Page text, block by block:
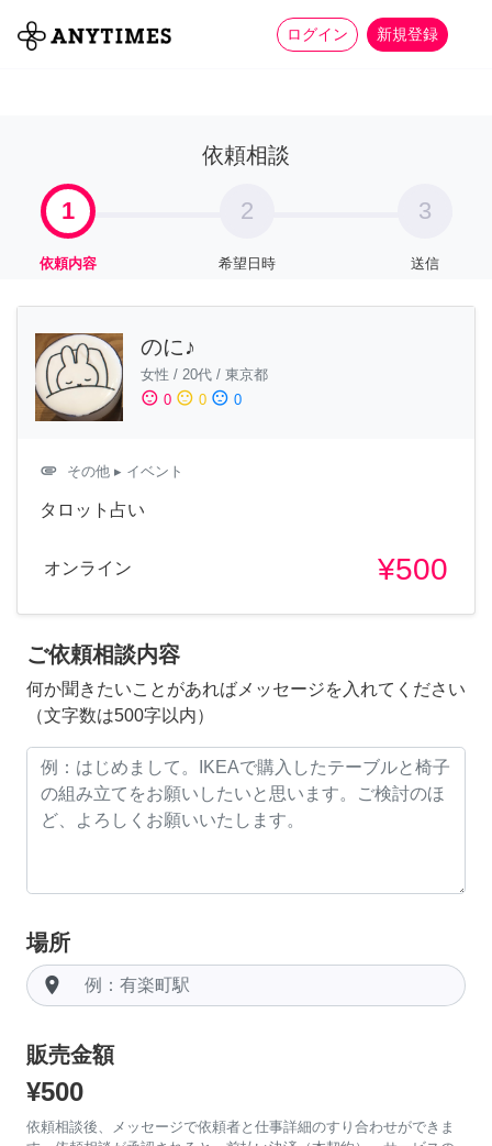
ログイン 新規登録
全て 家事 more_horiz
依頼相談
1
依頼内容
2
希望日時
3
送信
のに♪
女性 / 20代 / 東京都
sentiment_satisfied 0 sentiment_neutral 0 sentiment_dissatisfied 0
attachment その他 ▸ イベント
タロット占い
オンライン ¥500
ご依頼相談内容
何か聞きたいことがあればメッセージを入れてください
（文字数は500字以内）
場所
room
販売金額
¥500
依頼相談後、メッセージで依頼者と仕事詳細のすり合わせができま